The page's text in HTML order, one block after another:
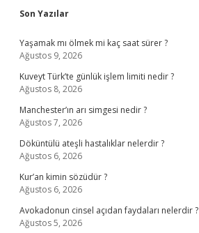
Sidebar
Son Yazılar
Yaşamak mı ölmek mi kaç saat sürer ?
Ağustos 9, 2026
Kuveyt Türk’te günlük işlem limiti nedir ?
Ağustos 8, 2026
Manchester’ın arı simgesi nedir ?
Ağustos 7, 2026
Döküntülü ateşli hastalıklar nelerdir ?
Ağustos 6, 2026
Kur’an kimin sözüdür ?
Ağustos 6, 2026
Avokadonun cinsel açıdan faydaları nelerdir ?
Ağustos 5, 2026